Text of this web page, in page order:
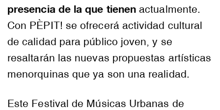
presencia de la que tienen actualmente.
Con PÈPIT! se ofrecerá actividad cultural
de calidad para público joven, y se
resaltarán las nuevas propuestas artísticas
menorquinas que ya son una realidad.
Este Festival de Músicas Urbanas de